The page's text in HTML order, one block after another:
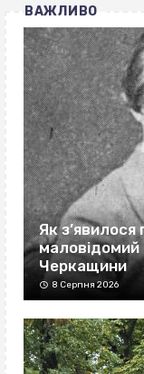
ВАЖЛИВО
Як
Черкащини
8 Серпня 2026